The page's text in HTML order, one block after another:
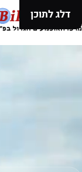
דלג לתוכן